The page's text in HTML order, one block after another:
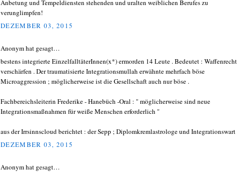
Anbetung und Tempeldiensten stehenden und uralten weiblichen Berufes zu
verunglimpfen!
DEZEMBER 03, 2015
Anonym hat gesagt…
bestens integrierte EinzelfalltäterInnen(x*) ermorden 14 Leute . Bedeutet : Waffenrecht
verschärfen . Der traumatisierte Integrationsmullah erwähnte mehrfach böse
Microaggression ; möglicherweise ist die Gesellschaft auch nur böse .
Fachbereichsleiterin Frederike - Hanebüch -Oral : " möglicherweise sind neue
Integrationsmaßnahmen für weiße Menschen erforderlich "
aus der Irrsinnscloud berichtet : der Sepp ; Diplomkremlastrologe und Integrationswart
DEZEMBER 03, 2015
Anonym hat gesagt…